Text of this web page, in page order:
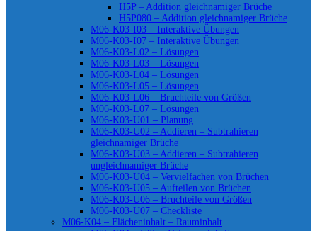
H5P – Addition gleichnamiger Brüche
H5P080 – Addition gleichnamiger Brüche
M06-K03-I03 – Interaktive Übungen
M06-K03-I07 – Interaktive Übungen
M06-K03-L02 – Lösungen
M06-K03-L03 – Lösungen
M06-K03-L04 – Lösungen
M06-K03-L05 – Lösungen
M06-K03-L06 – Bruchteile von Größen
M06-K03-L07 – Lösungen
M06-K03-U01 – Planung
M06-K03-U02 – Addieren – Subtrahieren
gleichnamiger Brüche
M06-K03-U03 – Addieren – Subtrahieren
ungleichnamiger Brüche
M06-K03-U04 – Vervielfachen von Brüchen
M06-K03-U05 – Aufteilen von Brüchen
M06-K03-U06 – Bruchteile von Größen
M06-K03-U07 – Checkliste
M06-K04 – Flächeninhalt – Rauminhalt